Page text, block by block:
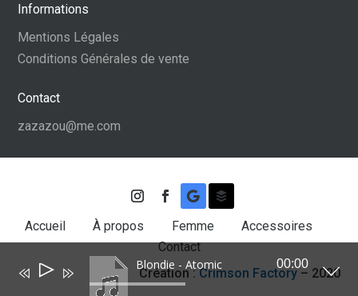
Informations
Mentions Légales
Conditions Générales de vente
Contact
zazazou@me.com
Accueil À propos Femme
Accessoires
Contact
Création :Crimson Factory– 2020
Blondie - Atomic
Lecteur
00:00